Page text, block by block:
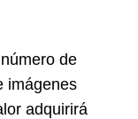
de
imágenes
adquirirá